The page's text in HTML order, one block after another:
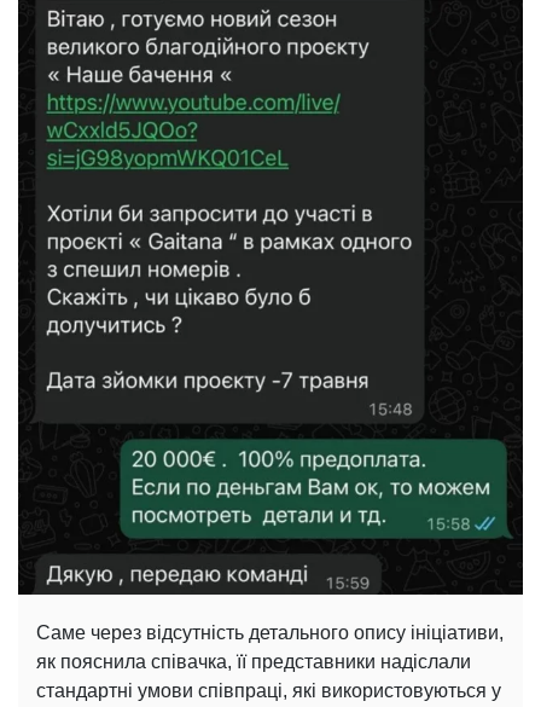
Саме через відсутність детального опису ініціативи,
як пояснила співачка, її представники надіслали
стандартні умови співпраці, які використовуються у